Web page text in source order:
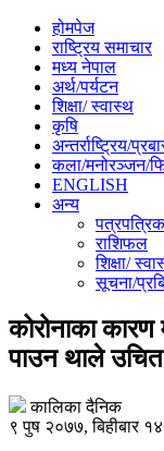
होमपेज
राष्ट्रिय समाचार
मध्य नेपाल
अर्थ/पर्यटन
शिक्षा/ स्वास्थ
कृषि
अन्तर्राष्ट्रिय/
कला/मनोरञ्जन/
ENGLISH
अन्य
राशिफल
शिक्षा/
सूचना/
कोरोनाका
पाउन थाले
कालिका दैनिक
९ पुष २०७७, बिहीबार